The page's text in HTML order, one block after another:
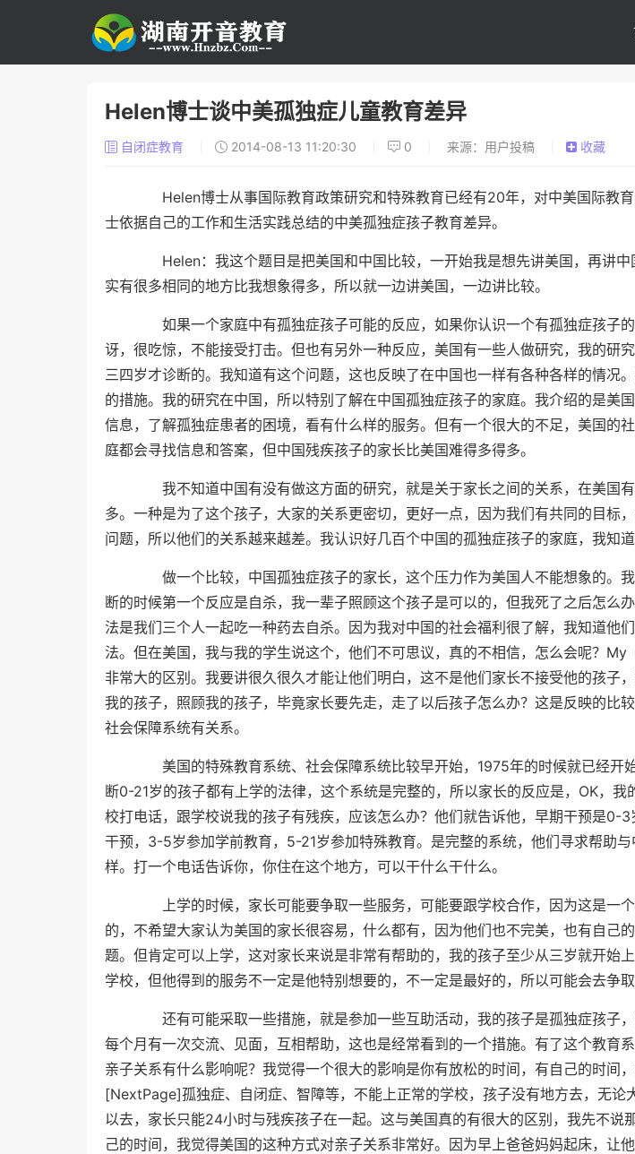
Helen博士谈中美孤独症儿童教育差异
自闭症教育 2014-08-13 11:20:30 0 来源：用户投稿 收藏
Helen博士从事国际教育政策研究和特殊教育已经有20年，对中美国际教
士依据自己的工作和生活实践总结的中美孤独症孩子教育差异。
Helen：我这个题目是把美国和中国比较，一开始我是想先讲美国，再讲中
实有很多相同的地方比我想象得多，所以就一边讲美国，一边讲比较。
如果一个家庭中有孤独症孩子可能的反应，如果你认识一个有孤独症孩子
讶，很吃惊，不能接受打击。但也有另外一种反应，美国有一些人做研究，我的研
三四岁才诊断的。我知道有这个问题，这也反映了在中国也一样有各种各样的情况
的措施。我的研究在中国，所以特别了解在中国孤独症孩子的家庭。我介绍的是美
信息，了解孤独症患者的困境，看有什么样的服务。但有一个很大的不足，美国的
庭都会寻找信息和答案，但中国残疾孩子的家长比美国难得多得多。
我不知道中国有没有做这方面的研究，就是关于家长之间的关系，在美国
多。一种是为了这个孩子，大家的关系更密切，更好一点，因为我们有共同的目标
问题，所以他们的关系越来越差。我认识好几百个中国的孤独症孩子的家庭，我知道
做一个比较，中国孤独症孩子的家长，这个压力作为美国人不能想象的。
断的时候第一个反应是自杀，我一辈子照顾这个孩子是可以的，但我死了之后怎么
法是我们三个人一起吃一种药去自杀。因为我对中国的社会福利很了解，我知道他
法。但在美国，我与我的学生说这个，他们不可思议，真的不相信，怎么会呢？
非常大的区别。我要讲很久很久才能让他们明白，这不是他们家长不接受他的孩子
我的孩子，照顾我的孩子，毕竟家长要先走，走了以后孩子怎么办？这是反映的比
社会保障系统有关系。
美国的特殊教育系统、社会保障系统比较早开始，1975年的时候就已经开
断0-21岁的孩子都有上学的法律，这个系统是完整的，所以家长的反应是，OK，
校打电话，跟学校说我的孩子有残疾，应该怎么办？他们就告诉他，早期干预是0-
干预，3-5岁参加学前教育，5-21岁参加特殊教育。是完整的系统，他们寻求帮助
样。打一个电话告诉你，你住在这个地方，可以干什么干什么。
上学的时候，家长可能要争取一些服务，可能要跟学校合作，因为这是一
的，不希望大家认为美国的家长很容易，什么都有，因为他们也不完美，也有自己
题。但肯定可以上学，这对家长来说是非常有帮助的，我的孩子至少从三岁就开始
学校，但他得到的服务不一定是他特别想要的，不一定是最好的，所以可能会去争取
还有可能采取一些措施，就是参加一些互助活动，我的孩子是孤独症孩子
每个月有一次交流、见面，互相帮助，这也是经常看到的一个措施。有了这个教育
亲子关系有什么影响呢？我觉得一个很大的影响是你有放松的时间，有自己的时间
[NextPage]孤独症、自闭症、智障等，不能上正常的学校，孩子没有地方去，无论
以去，家长只能24小时与残疾孩子在一起。这与美国真的有很大的区别，我先不说
己的时间，我觉得美国的这种方式对亲子关系非常好。因为早上爸爸妈妈起床，让